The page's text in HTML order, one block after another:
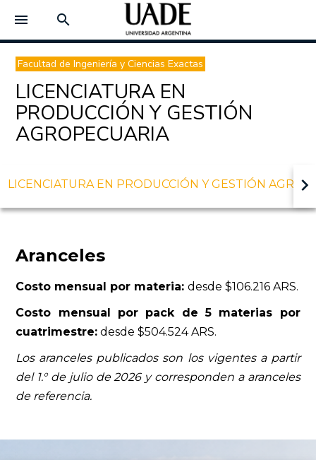
menu search
Facultad de Ingeniería y Ciencias Exactas
LICENCIATURA EN
PRODUCCIÓN Y GESTIÓN
AGROPECUARIA
LICENCIATURA EN PRODUCCIÓN Y GESTIÓN keyboard_arrow_right
Aranceles
Costo mensual por materia:desde $106.216 ARS.
Costo mensual por pack de 5 materias por
cuatrimestre: desde $504.524 ARS.
Los aranceles publicados son los vigentes a partir
del 1.° de julio de 2026 y corresponden a aranceles
de referencia.